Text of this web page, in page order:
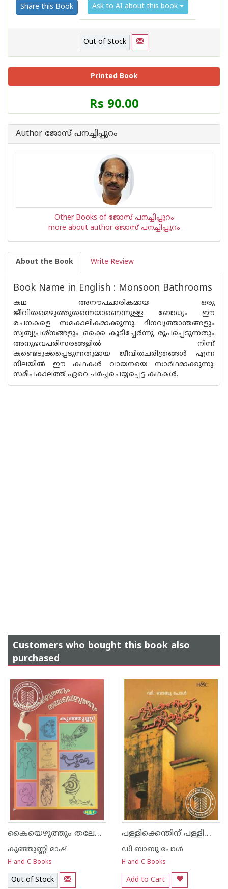
Share this Book Ask to AI about this book
Out of Stock
Printed Book
Price
of
Book
is
Rs 90.00
Author ജോസ് പനച്ചിപ്പുറം
Other Books of ജോസ് പനച്ചിപ്പുറം
more about author ജോസ് പനച്ചിപ്പുറം
About the Book Write Review
Book Name in English : Monsoon Bathrooms
കഥ അനൗപചാരികമായ ഒരു
ജീവിതമെഴുത്തുതന്നെയാണെന്നുള്ള ബോധ്യം ഈ
രചനകളെ സമകാലികമാക്കുന്നു. ദിനവൃത്താന്തങ്ങളും
സ്വത്വപ്രശ്നങ്ങളും ഒക്കെ കൂടിച്ചേര്‍ന്നു രൂപപ്പെടുന്നതും
അനുഭവപരിസരങ്ങളില്‍ നിന്ന്
കണ്ടെടുക്കപ്പെടുന്നതുമായ ജീവിതചരിത്രങ്ങള്‍ എന്ന
നിലയില്‍ ഈ കഥകള്‍ വായനയെ സാര്‍ഥമാക്കുന്നു.
സമീപകാലത്ത് ഏറെ ചര്‍ച്ചചെയ്യപ്പെട്ട കഥകള്‍.
Customers who bought this book also
purchased
കൈയെഴുത്തും തലേലെഴുത്തും
കുഞ്ഞുണ്ണി മാഷ്‌
H and C Books
Out of Stock
പള്ളിക്കെന്തിന്‌ പള്ളിക്കൂടം
ഡി ബാബു പോള്‍
H and C Books
Add to Cart